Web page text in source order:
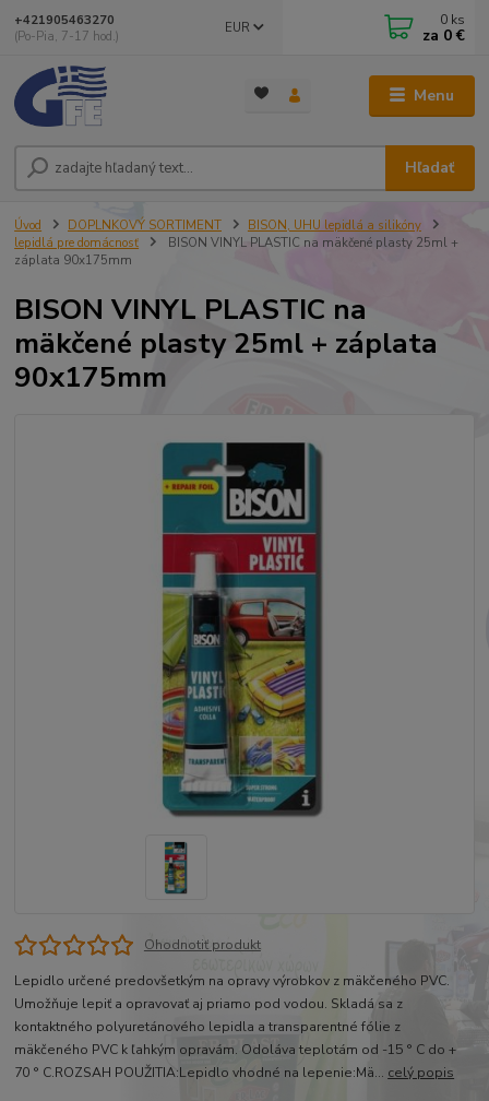
Menu
EUR
Hľadať
+421905463270
(Po-Pia, 7-17 hod.)
0 ks
za 0 €
Úvod DOPLNKOVÝ SORTIMENT
BISON, UHU lepidlá a silikóny
lepidlá pre domácnosť
BISON VINYL PLASTIC na mäkčené plasty 25ml +
záplata 90x175mm
BISON VINYL PLASTIC na
mäkčené plasty 25ml + záplata
90x175mm
Ohodnotiť produkt
Lepidlo určené predovšetkým na opravy výrobkov z mäkčeného PVC.
Umožňuje lepiť a opravovať aj priamo pod vodou. Skladá sa z
kontaktného polyuretánového lepidla a transparentné fólie z
mäkčeného PVC k ľahkým opravám. Odoláva teplotám od -15 ° C do +
70 ° C.ROZSAH POUŽITIA:Lepidlo vhodné na lepenie:Mä... celý popis